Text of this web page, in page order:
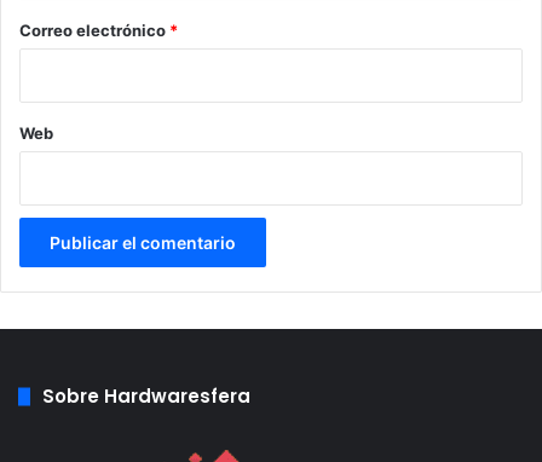
Fuente:TH
*
Correo electrónico *
Web
Sobre Hardwaresfera